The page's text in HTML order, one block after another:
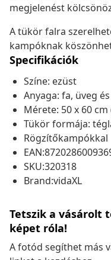
megjelenést
A tükör falra
kampóknak
Specifikációk
Színe: ezüst
Anyaga: fa, üveg
Mérete: 50 x 60 cm
Tükör formája:
Rögzítőkampókkal
SKU:320318
Brand:vidaXL
Tetszik a vásárolt
képet róla!
A fotód segíthet más